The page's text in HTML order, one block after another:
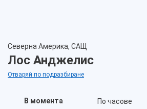
Северна Америка, САЩ
Лос Анджелис
Отваряй по подразбиране
В момента По часове